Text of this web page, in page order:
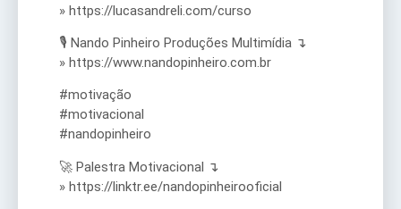
» https://lucasandreli.com/curso
🎙️ Nando Pinheiro Produções Multimídia ↴
» https://www.nandopinheiro.com.br
#motivação
#motivacional
#nandopinheiro
🚀 Palestra Motivacional ↴
» https://linktr.ee/nandopinheirooficial